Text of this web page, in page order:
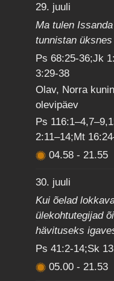
29. juuli
Ma tulen
tunnistan
Ps 68:25-36;Jk
3:29-38
Olav, Norra
olevipäev
Ps
2:11–14;Mt
04.58-21.55
30. juuli
Kui õelad
ülekohtutegijad
hävituseks
Ps 41:2-14;Sk
05.00-21.53